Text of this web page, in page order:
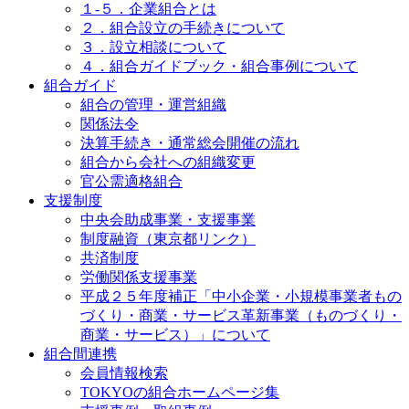
１-５．企業組合とは
２．組合設立の手続きについて
３．設立相談について
４．組合ガイドブック・組合事例について
組合ガイド
組合の管理・運営組織
関係法令
決算手続き・通常総会開催の流れ
組合から会社への組織変更
官公需適格組合
支援制度
中央会助成事業・支援事業
制度融資（東京都リンク）
共済制度
労働関係支援事業
平成２５年度補正「中小企業・小規模事業者もの
づくり・商業・サービス革新事業（ものづくり・
商業・サービス）」について
組合間連携
会員情報検索
TOKYOの組合ホームページ集